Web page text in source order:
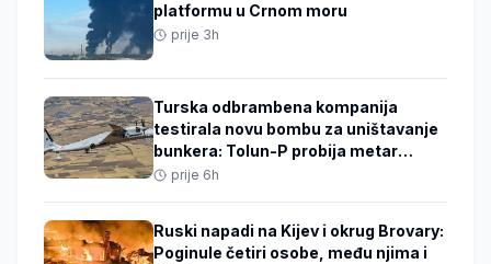
platformu u Crnom moru
prije 3h
Turska odbrambena kompanija
testirala novu bombu za uništavanje
bunkera: Tolun-P probija metar
armiranog betona
prije 6h
Ruski napadi na Kijev i okrug Brovary:
Poginule četiri osobe, među njima i